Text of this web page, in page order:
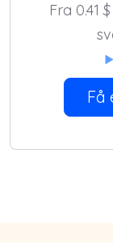
Fra 0.41$
Få